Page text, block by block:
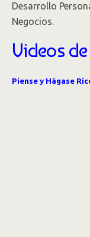
Desarrollo
Negocios.
Videos
Piense y Hágase